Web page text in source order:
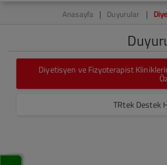
Anasayfa | Duyurular |
Diyetisyen ve Fizyoterapist
TRtek Destek